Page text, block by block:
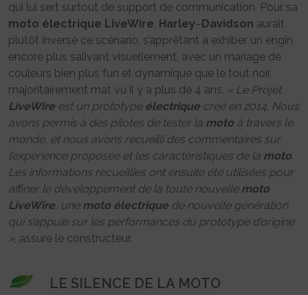
qui lui sert surtout de support de communication. Pour sa
moto électrique LiveWire, Harley–Davidson aurait
plutôt inversé ce scénario, s’apprêtant à exhiber un engin
encore plus salivant visuellement, avec un mariage de
couleurs bien plus fun et dynamique que le tout noir
majoritairement mat vu il y a plus de 4 ans. « Le Projet
LiveWire est un prototype électrique créé en 2014. Nous
avons permis à des pilotes de tester la moto à travers le
monde, et nous avons recueilli des commentaires sur
l’expérience proposée et les caractéristiques de la moto.
Les informations recueillies ont ensuite été utilisées pour
affiner le développement de la toute nouvelle moto
LiveWire, une moto électrique de nouvelle génération
qui s’appuie sur les performances du prototype d’origine
», assure le constructeur.
LE SILENCE DE LA MOTO